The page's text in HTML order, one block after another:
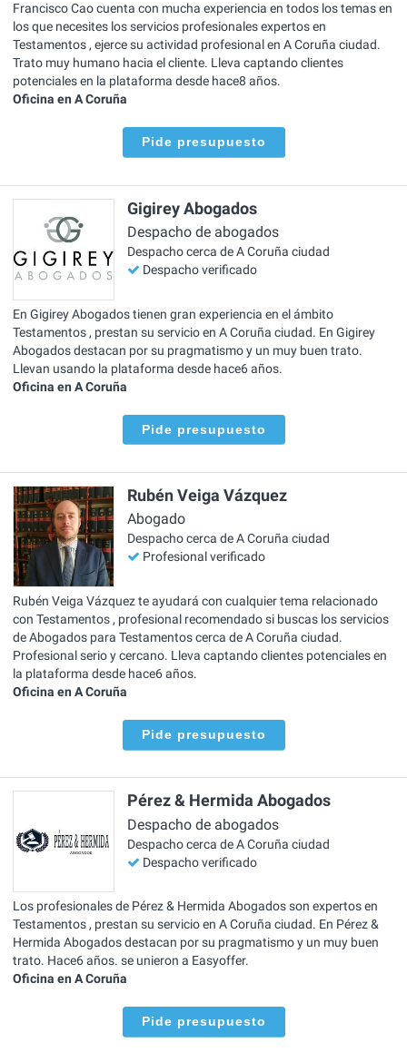
Francisco Cao cuenta con mucha experiencia en todos los temas en
los que necesites los servicios profesionales expertos en
Testamentos , ejerce su actividad profesional en A Coruña ciudad.
Trato muy humano hacia el cliente. Lleva captando clientes
potenciales en la plataforma desde hace8 años.
Oficina en A Coruña
Pide presupuesto
Gigirey Abogados
Despacho de abogados
Despacho cerca de A Coruña ciudad
Despacho verificado
En Gigirey Abogados tienen gran experiencia en el ámbito
Testamentos , prestan su servicio en A Coruña ciudad. En Gigirey
Abogados destacan por su pragmatismo y un muy buen trato.
Llevan usando la plataforma desde hace6 años.
Oficina en A Coruña
Pide presupuesto
Rubén Veiga Vázquez
Abogado
Despacho cerca de A Coruña ciudad
Profesional verificado
Rubén Veiga Vázquez te ayudará con cualquier tema relacionado
con Testamentos , profesional recomendado si buscas los servicios
de Abogados para Testamentos cerca de A Coruña ciudad.
Profesional serio y cercano. Lleva captando clientes potenciales en
la plataforma desde hace6 años.
Oficina en A Coruña
Pide presupuesto
Pérez & Hermida Abogados
Despacho de abogados
Despacho cerca de A Coruña ciudad
Despacho verificado
Los profesionales de Pérez & Hermida Abogados son expertos en
Testamentos , prestan su servicio en A Coruña ciudad. En Pérez &
Hermida Abogados destacan por su pragmatismo y un muy buen
trato. Hace6 años. se unieron a Easyoffer.
Oficina en A Coruña
Pide presupuesto